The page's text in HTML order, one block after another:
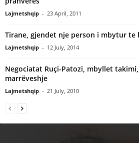
Lajmetshqip - 23 April, 2011
Tirane, gjendet nje person i mbytur te
Lajmetshqip - 12 July, 2014
Negociatat Ruçi-Patozi, mbyllet
marrëveshje
Lajmetshqip - 21 July, 2010